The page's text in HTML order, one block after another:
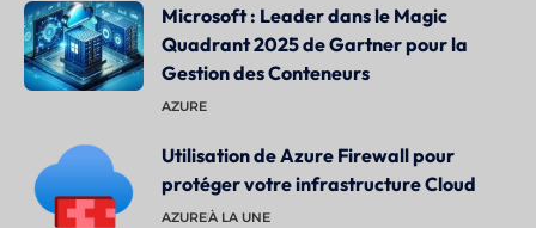
Microsoft : Leader dans le Magic
Quadrant 2025 de Gartner pour la
Gestion des Conteneurs
AZURE
Utilisation de Azure Firewall pour
protéger votre infrastructure Cloud
AZUREÀ LA UNE